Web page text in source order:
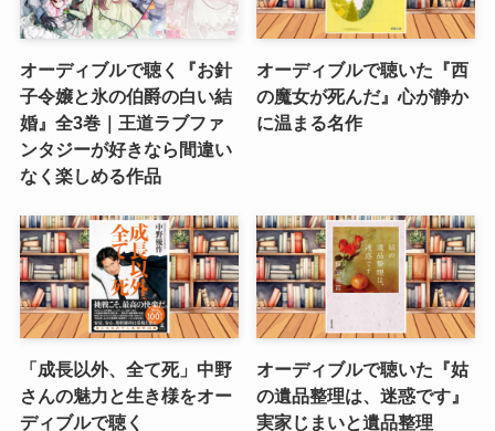
オーディブルで聴く『お針
子令嬢と氷の伯爵の白い結
婚』全3巻｜王道ラブファ
ンタジーが好きなら間違い
なく楽しめる作品
オーディブルで聴いた『西
の魔女が死んだ』心が静か
に温まる名作
「成長以外、全て死」中野
さんの魅力と生き様をオー
ディブルで聴く
オーディブルで聴いた『姑
の遺品整理は、迷惑です』
実家じまいと遺品整理